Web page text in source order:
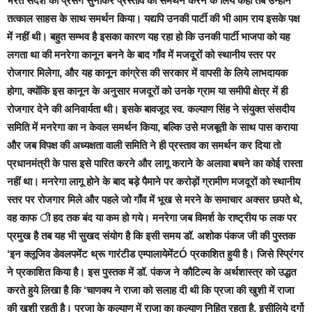
स्तर पर रोजगार मिले और पहले जो गाँव में भूख से मरने के समाचार अक्सर छपते थे,
वह काफ ी हद तक बंद या कम हो गये। मनरेगा जब विमर्श के राष्ट्रीय फ लक पर
प्रमुख है तब यह भी सुखद संयोग है कि इसी समय डॉ. अशोक पंकज जी की पुस्तक
‘इन क्लूजिव डेवलपमेंट थ्रू गारंटीड एम्पालायेमेंटÓ प्रकाशित हुयी है। जिसे स्प्रिंगर
ने प्रकाशित किया है। इस पुस्तक में डॉ. पंकज ने कौटिल्य के अर्थशास्त्र को उद्धत
करते हुये लिखा है कि ‘चाणक्य ने राजा को सलाह दी थी कि प्रजा की खुशी में राजा
की खुशी रहती है। प्रजा के कल्याण में राजा का कल्याण निहित रहता है, इसीलिये दुर्गो
(किलो) का निर्माण करो, सिंचाई के लिये नहरें आदि बनाओ ताकि प्रजा को काम मिल
सके और वह सुखी रह सके। शायद चाणक्य के निर्देश में यह संदेश भी निहित रहा होगा
कि प्रजा अगर काम में मशगूल रहेगी और भूखमरी नहीं होगी तो राजा के खिलाफ
विरोध या बगावत नहीं होगी। डॉ. अशोक पंकज ने कई राज्यों के मनरेगा के कार्यक्रमों
का अध्ययन कर कु छ ठोस निष्कर्ष निकाले हैं। मनरेगा के बारे में एक आरोप आम तौर
पर यह लगता है कि इसमें भ्रष्टाचार होता है। इस आरोप को नकारा नहीं जा सकता
परन्तु यह भी उल्लेखनीय है कि भ्रष्टाचार नीति या योजना का नहीं है, बल्कि
क्रियान्वयन करने वाली संस्थाओं या एंजेंसियों का है, और जिसे प्रशासनिक कसावट
से काफ ी हद तक दूर किया जा सकता है। दूसरा आक्षेप यह लगता है कि मनरेगा के
काम जिन्हें कानून के अनुसार श्रमिक के हाथों से होना चाहिये उन्हें मशीनों द्वारा कराया